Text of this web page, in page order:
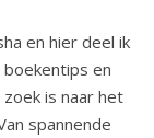
en hier deel ik
en
is naar het
spannende